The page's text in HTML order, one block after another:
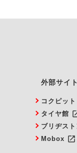
外部サイト
コクピット
タイヤ館
ブリヂス
Mobox launch